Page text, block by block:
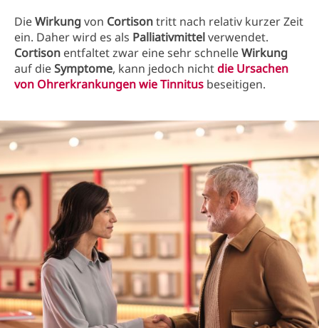
DieWirkungvon Cortisontritt nach relativ kurzer Zeit
ein. Daher wird es als Palliativmittelverwendet.
Cortison entfaltet zwar eine sehr schnelleWirkung
auf dieSymptome, kann jedoch nichtdie Ursachen
von Ohrerkrankungen wie Tinnitus beseitigen.